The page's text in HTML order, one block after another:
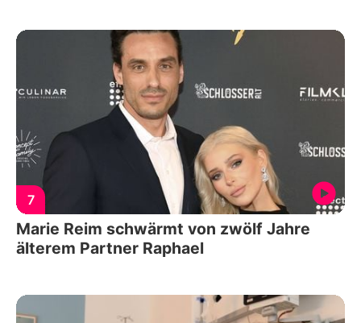
7
Marie Reim schwärmt von zwölf Jahre
älterem Partner Raphael